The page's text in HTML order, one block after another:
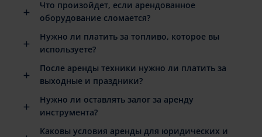
Что произойдет, если арендованное
оборудование сломается?
Нужно ли платить за топливо, которое вы
используете?
После аренды техники нужно ли платить за
выходные и праздники?
Нужно ли оставлять залог за аренду
инструмента?
Каковы условия аренды для юридических и